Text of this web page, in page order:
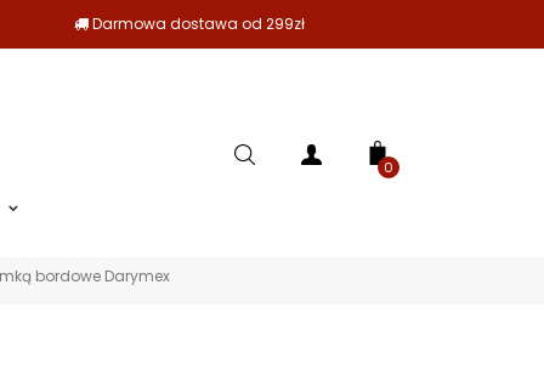
Darmowa dostawa od 299zł
0
bordowe Darymex